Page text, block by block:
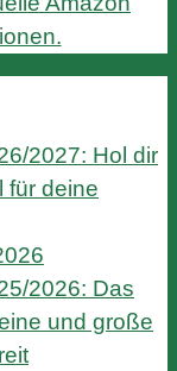
2027: Hol dir
für deine
2026: Das
und große